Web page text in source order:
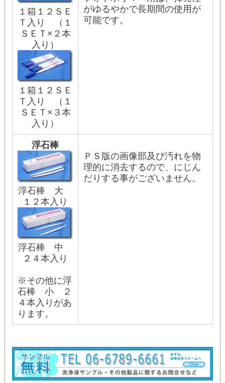
１箱１２ＳＥ
Ｔ入り （１
ＳＥＴ×２本
入り）
１箱１２ＳＥ
Ｔ入り （１
ＳＥＴ×３本
入り）
がゆるやかで長期間の使用が
可能です。
浮石棒
浮石棒 大
１２本入り
浮石棒 中
２４本入り
※その他に浮
石棒 小 ２
４本入りがあ
ります。
ＰＳ版の画像部及び汚れを物
理的に消去するので、にじん
だりする事がございません。